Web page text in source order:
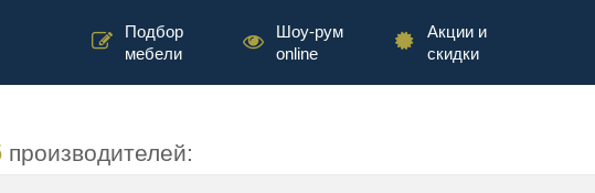
Акции и
скидки
Шоу-рум
online
Подбор
мебели
производителей: